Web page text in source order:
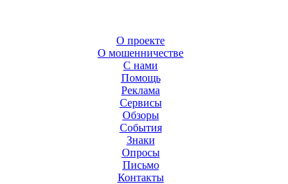
О проекте
О мошенничестве
С нами
Помощь
Реклама
Сервисы
Обзоры
События
Знаки
Опросы
Письмо
Контакты